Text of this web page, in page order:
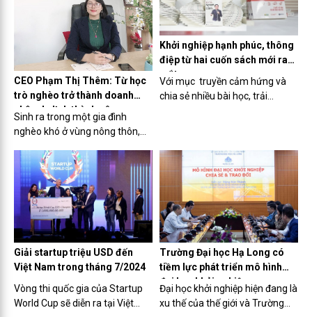
CEO Phạm Thị Thêm: Từ học
trò nghèo trở thành doanh
nhân du lịch thành công
Sinh ra trong một gia đình
nghèo khó ở vùng nông thôn,
ước mơ và nỗ lực để thay đổi số
phận. Từ cô học trò nghèo vươn
lên trở thành nữ giám đốc một
công ty du lịch hàng đầu, câu
chuyện về hành trình kiên trì và
khát vọng của bà Thêm đã
truyền cảm hứng cho biết bao
người.
Khởi nghiệp hạnh phúc, thông
điệp từ hai cuốn sách mới ra
mắt
Với mục truyền cảm hứng và
chia sẻ nhiều bài học, trải
của các tác giả thuộc Hội đồng
Tư vấn và hỗ trợ khởi nghiệp
phía Nam và “Vượt qua nghịch
cảnh” của doanh nhân Huỳnh
Thanh Vạn vừa có buổi ra mắt
tại TP.HCM.
Giải startup triệu USD đến
Việt Nam trong tháng 7/2024
Vòng thi quốc gia của Startup
World Cup sẽ diễn ra tại Việt
Trường Đại học Hạ Long có
tiềm lực phát triển mô hình
đại học khởi nghiệp
Đại học khởi nghiệp hiện đang là
xu thế của thế giới và Trường